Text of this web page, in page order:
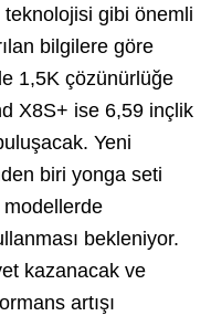
gibi önemli
bilgilere göre
1,5K çözünürlüğe
X8S+ ise 6,59 inçlik
Yeni
biri yonga seti
modellerde
bekleniyor.
kazanacak ve
artışı